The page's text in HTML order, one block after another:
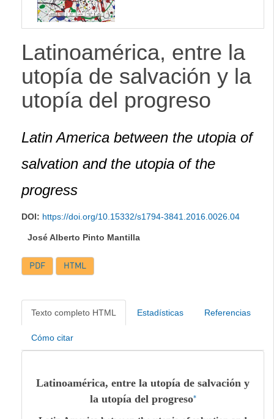
Latinoamérica, entre la
utopía de salvación y la
utopía del progreso
Latin America between the utopia of
salvation and the utopia of the
progress
DOI: https://doi.org/10.15332/s1794-3841.2016.0026.04
José Alberto Pinto Mantilla
PDF HTML
Texto completo HTML Estadísticas Referencias
Cómo citar
Latinoamérica, entre la utopía de salvación y
la utopía del progreso*